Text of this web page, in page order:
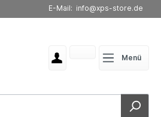
E-Mail: info@xps-store.de
Menü